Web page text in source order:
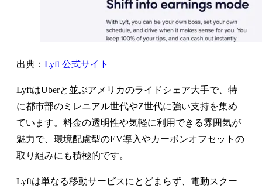
出典： Lyft 公式サイト
LyftはUberと並ぶアメリカのライドシェア大手で、特
に都市部のミレニアル世代やZ世代に強い支持を集め
ています。料金の透明性や気軽に利用できる雰囲気が
魅力で、環境配慮型のEV導入やカーボンオフセットの
取り組みにも積極的です。
Lyftは単なる移動サービスにとどまらず、電動スクー